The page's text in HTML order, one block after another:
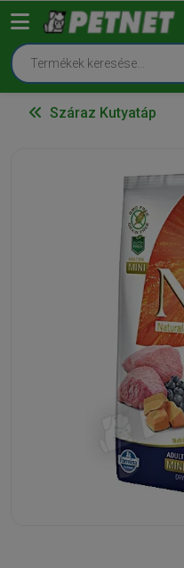
Száraz Kutyatáp